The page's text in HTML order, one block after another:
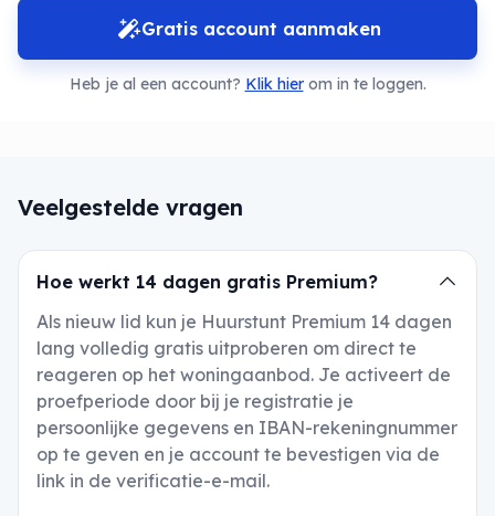
Gratis account aanmaken
Heb je al een account? Klik hierom in te loggen.
Veelgestelde vragen
Hoe werkt 14 dagen gratis Premium?
Als nieuw lid kun je Huurstunt Premium 14 dagen
lang volledig gratis uitproberen om direct te
reageren op het woningaanbod. Je activeert de
proefperiode door bij je registratie je
persoonlijke gegevens en IBAN-rekeningnummer
op te geven en je account te bevestigen via de
link in de verificatie-e-mail.